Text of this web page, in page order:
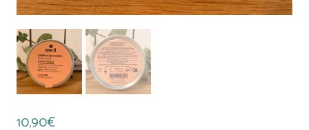
10,90€